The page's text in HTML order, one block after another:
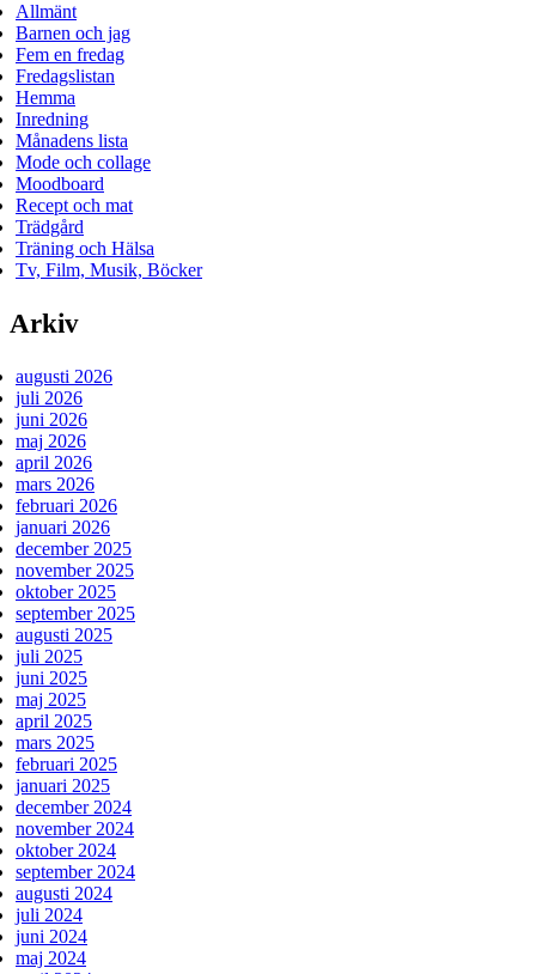
Allmänt
Barnen och jag
Fem en fredag
Fredagslistan
Hemma
Inredning
Månadens lista
Mode och collage
Moodboard
Recept och mat
Trädgård
Träning och Hälsa
Tv, Film, Musik, Böcker
Arkiv
augusti 2026
juli 2026
juni 2026
maj 2026
april 2026
mars 2026
februari 2026
januari 2026
december 2025
november 2025
oktober 2025
september 2025
augusti 2025
juli 2025
juni 2025
maj 2025
april 2025
mars 2025
februari 2025
januari 2025
december 2024
november 2024
oktober 2024
september 2024
augusti 2024
juli 2024
juni 2024
maj 2024